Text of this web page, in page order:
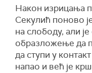
Након изрицања
Секулић поново
на слободу, али
образложење да
да ступи у
напао и већ је